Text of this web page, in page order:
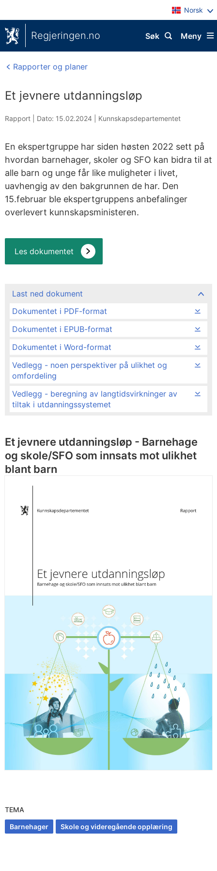
Norsk
Regjeringen.no Meny
Søk
Rapporter og planer
Et jevnere utdanningsløp
Rapport | Dato: 15.02.2024 Kunnskapsdepartementet
En ekspertgruppe har siden høsten 2022 sett på
hvordan barnehager, skoler og SFO kan bidra til at
alle barn og unge får like muligheter i livet,
uavhengig av den bakgrunnen de har. Den
15.februar ble ekspertgruppens anbefalinger
overlevert kunnskapsministeren.
Les dokumentet
Last ned dokument
Dokumentet i PDF-format
Dokumentet i EPUB-format
Dokumentet i Word-format
Vedlegg - noen perspektiver på ulikhet og
omfordeling
Vedlegg - beregning av langtidsvirkninger av
tiltak i utdanningssystemet
Et jevnere utdanningsløp - Barnehage
og skole/SFO som innsats mot ulikhet
blant barn
TEMA
Barnehager Skole og videregående opplæring